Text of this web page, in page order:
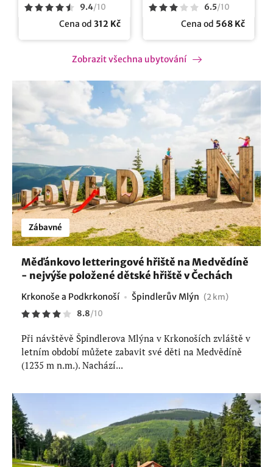
9.4/10
Cena od 312 Kč
6.5/10
Cena od 568 Kč
Zobrazit všechna ubytování
Zábavné
Měďánkovo letteringové hřiště na Medvědíně
- nejvýše položené dětské hřiště v Čechách
Krkonoše a Podkrkonoší Špindlerův Mlýn (2 km)
8.8/10
Při návštěvě Špindlerova Mlýna v Krkonoších zvláště v
letním období můžete zabavit své děti na Medvědíně
(1235 m n.m.). Nachází...